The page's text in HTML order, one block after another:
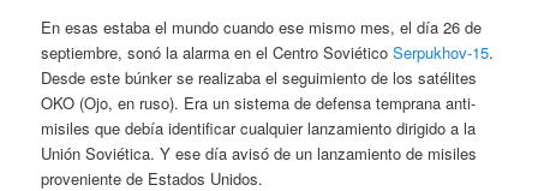
En esas estaba el mundo cuando ese mismo mes, el día 26 de
septiembre, sonó la alarma en el Centro SoviéticoSerpukhov-15.
Desde este búnker se realizaba el seguimiento de los satélites
OKO (Ojo, en ruso). Era un sistema de defensa temprana anti-
misiles que debía identificar cualquier lanzamiento dirigido a la
Unión Soviética. Y ese día avisó de un lanzamiento de misiles
proveniente de Estados Unidos.